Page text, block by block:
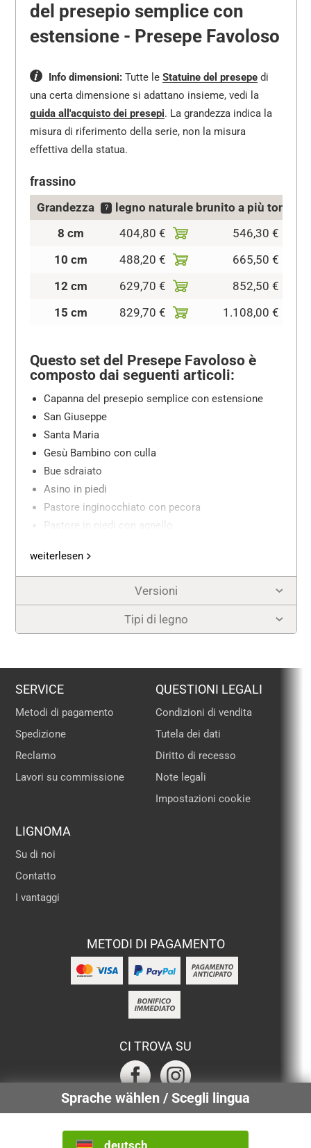
Sprache wählen / Scegli lingua
deutsch
del presepio semplice con
estensione - Presepe Favoloso
Info dimensioni: Tutte leStatuine del presepe di
una certa dimensione si adattano insieme, vedi la
guida all'acquisto dei presepi. La grandezza indica la
misura di riferimento della serie, non la misura
effettiva della statua.
frassino
Grandezza ? legno naturale brunito a più tonalità
8 cm
404,80 €
546,30 €
10 cm
488,20 €
665,50 €
12 cm
629,70 €
852,50 €
15 cm
829,70 € 1.108,00 €
Questo set del Presepe Favoloso è
composto dai seguenti articoli:
Capanna del presepio semplice con estensione
San Giuseppe
Santa Maria
Gesù Bambino con culla
Bue sdraiato
Asino in piedi
Pastore inginocchiato con pecora
Pastore in piedi con agnello
Pecora in piedi con agnello
Pecora sdraiata
Re inginocchiato
Pecora pascolante
Cammelliere
Cammello in piedi con bagaglio
Stella cometa
weiterlesen
Versioni
Tipi di legno
SERVICE
Metodi di pagamento
Spedizione
Reclamo
Lavori su commissione
QUESTIONI LEGALI
Condizioni di vendita
Tutela dei dati
Diritto di recesso
Note legali
Impostazioni cookie
LIGNOMA
Su di noi
Contatto
I vantaggi
METODI DI PAGAMENTO
CI TROVA SU
SERVIZI CERTIFICATI